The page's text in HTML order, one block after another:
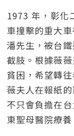
1973 年，彰化
車撞擊的重大
潘先生，被台
截肢。根據薇
貧困，希望轉
薇夫人在報紙
不只會負擔在
東聖母醫院療